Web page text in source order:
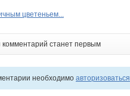
цветеньем...
станет первым
необходимо авторизоваться